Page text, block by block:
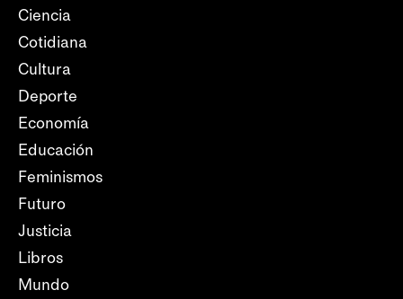
Ciencia
Cotidiana
Cultura
Deporte
Economía
Educación
Feminismos
Futuro
Justicia
Libros
Mundo